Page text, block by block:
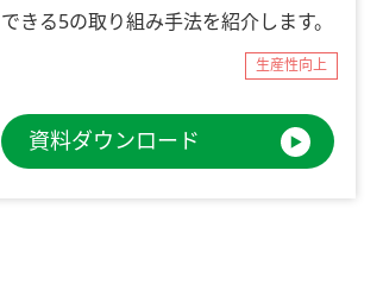
できる5の取り組み手法を紹介します。
生産性向上
資料ダウンロード